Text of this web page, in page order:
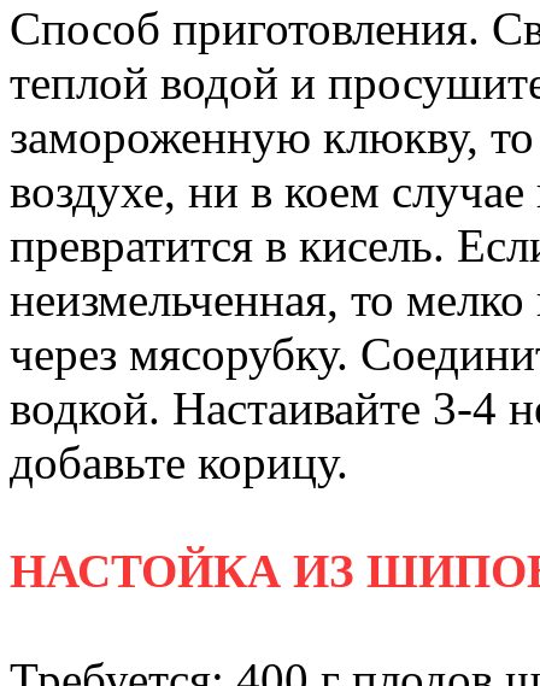
Способ приготовления.
теплой водой и
замороженную клюкву, то
воздухе, ни в коем
превратится в кисель.
неизмельченная, то
через мясорубку.
водкой. Настаивайте 3-4
добавьте корицу.
НАСТОЙКА ИЗ